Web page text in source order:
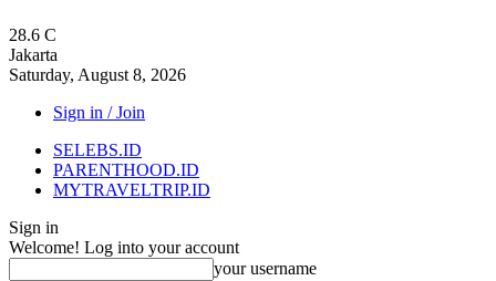
28.6 C
Jakarta
Saturday, August 8, 2026
Sign in / Join
SELEBS.ID
PARENTHOOD.ID
MYTRAVELTRIP.ID
Sign in
Welcome! Log into your account
your username